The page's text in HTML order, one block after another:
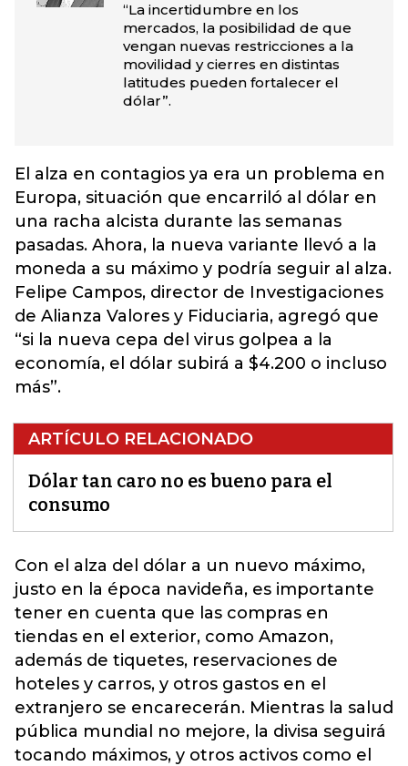
“La incertidumbre en los
mercados, la posibilidad de que
vengan nuevas restricciones a la
movilidad y cierres en distintas
latitudes pueden fortalecer el
dólar”.
El alza en contagios ya era un problema en
Europa, situación que encarriló al dólar en
una racha alcista durante las semanas
pasadas. Ahora, la nueva variante llevó a la
moneda a su máximo y podría seguir al alza.
Felipe Campos, director de Investigaciones
de Alianza Valores y Fiduciaria, agregó que
“si la nueva cepa del virus golpea a la
economía, el dólar subirá a $4.200 o incluso
más”.
ARTÍCULO RELACIONADO
Dólar tan caro no es bueno para el
consumo
Con el alza del dólar a un nuevo máximo,
justo en la época navideña, es importante
tener en cuenta que las compras en
tiendas en el exterior, como Amazon,
además de tiquetes, reservaciones de
hoteles y carros, y otros gastos en el
extranjero se encarecerán. Mientras la salud
pública mundial no mejore, la divisa seguirá
tocando máximos, y otros activos como el